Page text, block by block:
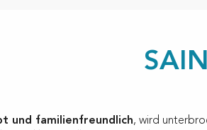
und familienfreundlich, wird